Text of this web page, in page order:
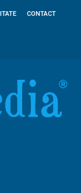
CONTACT